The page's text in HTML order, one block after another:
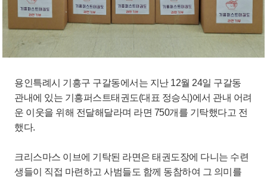
용인특례시 기흥구 구갈동에서는 지난 12월 24일 구갈동
관내에 있는 기흥퍼스트태권도(대표 정승식)에서 관내 어려
운 이웃을 위해 전달해달라며 라면 750개를 기탁했다고 전
했다.
크리스마스 이브에 기탁된 라면은 태권도장에 다니는 수련
생들이 직접 마련하고 사범들도 함께 동참하여 그 의미를